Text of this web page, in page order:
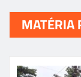
MATÉRIA